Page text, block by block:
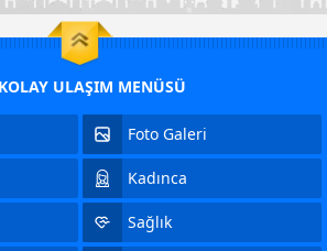
KOLAY ULAŞIM MENÜSÜ
Foto Galeri
Kadınca
Sağlık